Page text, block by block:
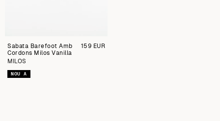
Sabata Barefoot Amb
Cordons Milos Vanilla
MILOS
NOU A
Preu
159 EUR